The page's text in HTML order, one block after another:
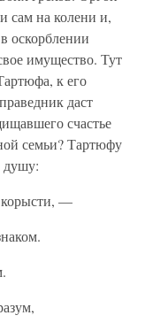
сам на колени и,
оскорблении
имущество. Тут
к его
даст
счастье
семьи? Тартюфу
душу:
корысти, —